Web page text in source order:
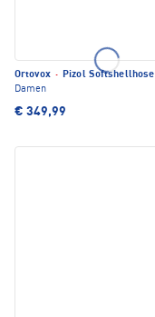
Ortovox · Pizol Softshellhose
Damen
€ 349,99